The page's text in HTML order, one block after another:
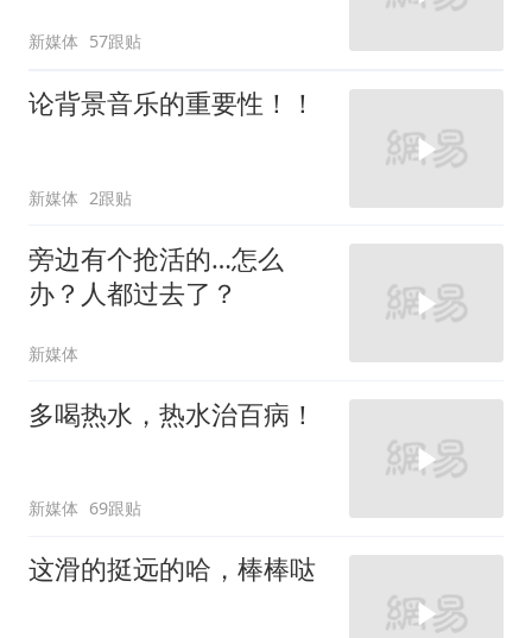
新媒体 57跟贴
论背景音乐的重要性！！
新媒体 2跟贴
旁边有个抢活的…怎么
办？人都过去了？
新媒体
多喝热水，热水治百病！
新媒体 69跟贴
这滑的挺远的哈，棒棒哒